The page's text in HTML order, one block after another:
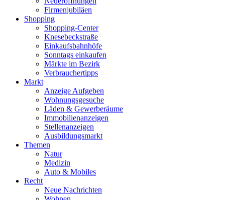
Firmenjubiläen
Shopping
Shopping-Center
Knesebeckstraße
Einkaufsbahnhöfe
Sonntags einkaufen
Märkte im Bezirk
Verbrauchertipps
Markt
Anzeige Aufgeben
Wohnungsgesuche
Läden & Gewerberäume
Immobilienanzeigen
Stellenanzeigen
Ausbildungsmarkt
Themen
Natur
Medizin
Auto & Mobiles
Recht
Neue Nachrichten